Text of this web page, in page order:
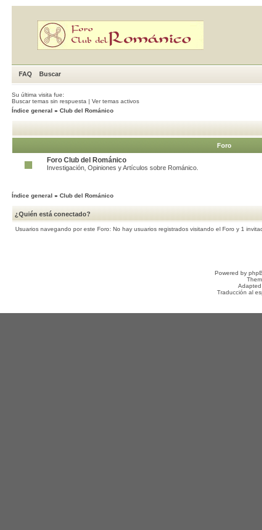
FAQ Buscar
Su última visita fue:
Buscar temas sin respuesta | Ver temas activos
Índice general » Club del Románico
Foro
Foro Club del Románico
Investigación, Opiniones y Artículos sobre Románico.
Índice general » Club del Románico
¿Quién está conectado?
Usuarios navegando por este Foro: No hay usuarios registrados visitando el Foro y 1
Powered by
Traducción al